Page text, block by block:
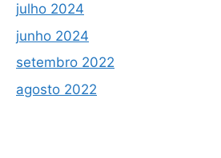
julho 2024
junho 2024
setembro 2022
agosto 2022